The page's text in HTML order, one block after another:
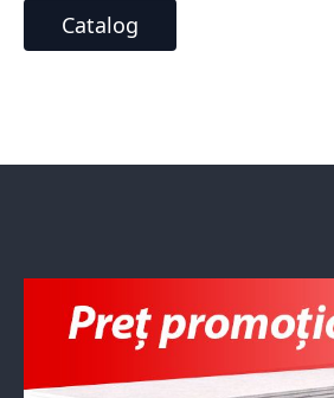
Catalog